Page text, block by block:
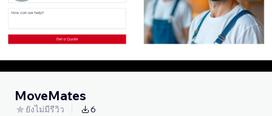
MoveMates
ยังไม่มีรีวิว 6